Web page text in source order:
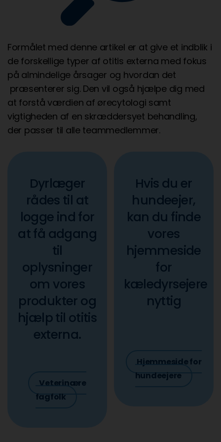
Formålet med denne artikel er at give et indblik i
de forskellige typer af otitis externa med fokus
på almindelige årsager og hvordan det
præsenterer sig. Den vil også hjælpe dig med
at forstå værdien af ørecytologi samt
vigtigheden af en skræddersyet behandling,
der passer til alle teammedlemmer.
Dyrlæger
rådes til at
logge ind for
at få adgang
til
oplysninger
om vores
produkter og
hjælp til otitis
externa.
Veterinære
fagfolk
Hvis du er
hundeejer,
kan du finde
vores
hjemmeside
for
kæledyrsejere
nyttig
Hjemmeside for
hundeejere